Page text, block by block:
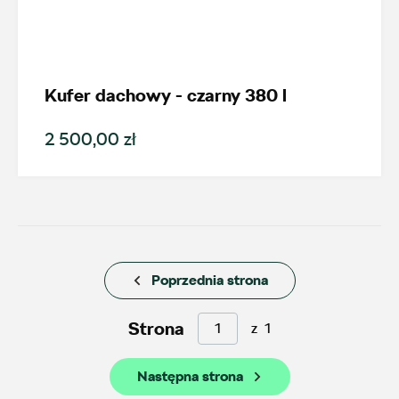
Kufer dachowy - czarny 380 l
2 500,00 zł
Poprzednia strona
Strona z 1
Następna strona
Wybierz dealera obsługującego
Twoje zapytanie
AMD Auto Centrum